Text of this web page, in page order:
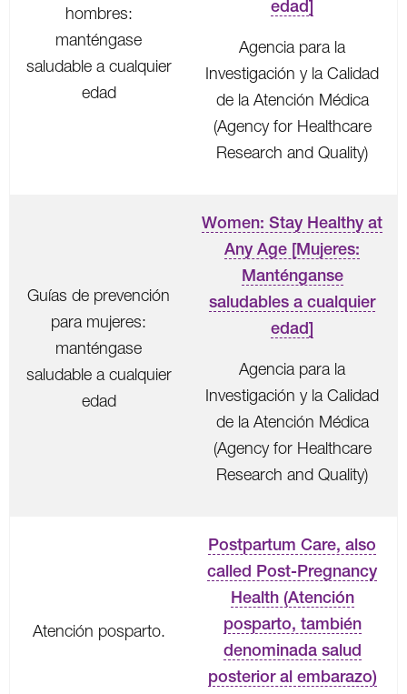
hombres:
manténgase
saludable a cualquier
edad
edad]
Agencia para la
Investigación y la Calidad
de la Atención Médica
(Agency for Healthcare
Research and Quality)
Guías de prevención
para mujeres:
manténgase
saludable a cualquier
edad
Women: Stay Healthy at
Any Age [Mujeres:
Manténganse
saludables a cualquier
edad]
Agencia para la
Investigación y la Calidad
de la Atención Médica
(Agency for Healthcare
Research and Quality)
Atención posparto.
Postpartum Care, also
called Post-Pregnancy
Health (Atención
posparto, también
denominada salud
posterior al embarazo)